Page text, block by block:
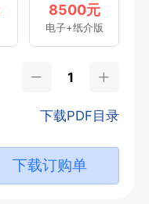
8500元
电子+纸介版
下载PDF目录
下载订购单